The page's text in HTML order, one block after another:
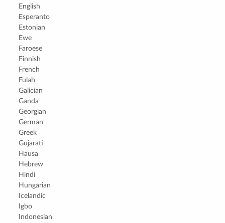
English
Esperanto
Estonian
Ewe
Faroese
Finnish
French
Fulah
Galician
Ganda
Georgian
German
Greek
Gujarati
Hausa
Hebrew
Hindi
Hungarian
Icelandic
Igbo
Indonesian